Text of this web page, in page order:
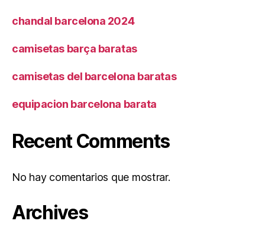
chandal barcelona 2024
camisetas barça baratas
camisetas del barcelona baratas
equipacion barcelona barata
Recent Comments
No hay comentarios que mostrar.
Archives